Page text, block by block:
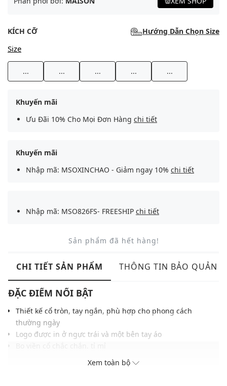
KÍCH CỠ Hướng Dẫn Chọn Size
Size
... ... ... ... ...
Khuyến mãi
Ưu Đãi 10% Cho Mọi Đơn Hàng chi tiết
Khuyến mãi
Nhập mã: MSOXINCHAO - Giảm ngay 10% chi tiết
Nhập mã: MSO826FS- FREESHIP chi tiết
Sản phẩm đã hết hàng!
CHI TIẾT SẢN PHẨM THÔNG TIN BẢO QUẢN
ĐẶC ĐIỂM NỔI BẬT
Thiết kế cổ tròn, tay ngắn, phù hợp cho phong cách
thường ngày
Logo được in ở ngực trái và một bên tay áo
Chất vải cotton mềm mại, co giãn nhẹ, thấm hút tốt
Phù hợp phối cùng quần jeans, jogger hoặc quần short
Xem toàn bộ